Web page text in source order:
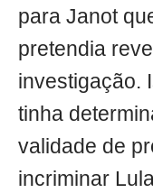
para Janot
pretendia
investigação.
tinha
validade de
incriminar